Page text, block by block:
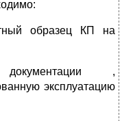
образец КП на
документации ,
эксплуатацию